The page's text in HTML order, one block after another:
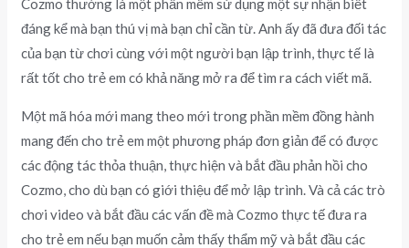
Cozmo thường là một phần mềm sử dụng một sự nhận biết
đáng kể mà bạn thú vị mà bạn chỉ cần từ. Anh ấy đã đưa đối tác
của bạn từ chơi cùng với một người bạn lập trình, thực tế là
rất tốt cho trẻ em có khả năng mở ra để tìm ra cách viết mã.
Một mã hóa mới mang theo mới trong phần mềm đồng hành
mang đến cho trẻ em một phương pháp đơn giản để có được
các động tác thỏa thuận, thực hiện và bắt đầu phản hồi cho
Cozmo, cho dù bạn có giới thiệu để mở lập trình. Và cả các trò
chơi video và bắt đầu các vấn đề mà Cozmo thực tế đưa ra
cho trẻ em nếu bạn muốn cảm thấy thẩm mỹ và bắt đầu các